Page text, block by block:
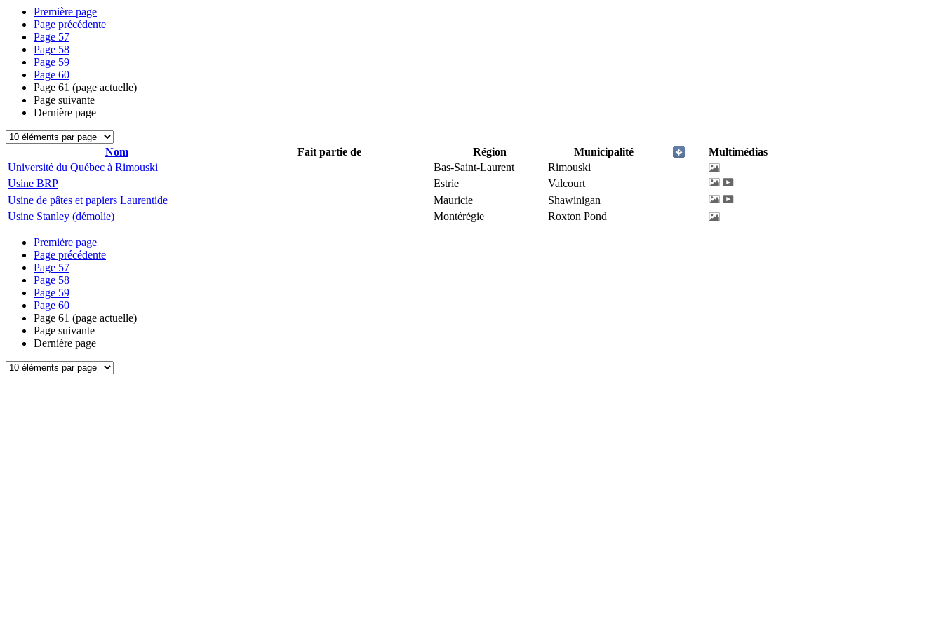
Première page
Page précédente
Page 57
Page 58
Page 59
Page 60
Page 61 (page actuelle)
Page suivante
Dernière page
Nom Fait partie de Région Municipalité
Multimédias
Université du Québec à Rimouski
Bas-Saint-Laurent
Rimouski
Usine BRP
Estrie
Valcourt
Usine de pâtes et papiers Laurentide
Mauricie
Shawinigan
Usine Stanley (démolie)
Montérégie Roxton Pond
Première page
Page précédente
Page 57
Page 58
Page 59
Page 60
Page 61 (page actuelle)
Page suivante
Dernière page